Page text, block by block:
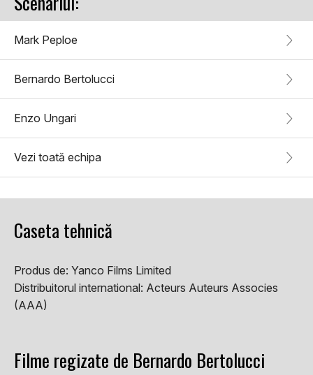
Mark Peploe
Bernardo Bertolucci
Enzo Ungari
Vezi toată echipa
Caseta tehnică
Produs de: Yanco Films Limited
Distribuitorul international: Acteurs Auteurs Associes
(AAA)
Filme regizate de Bernardo Bertolucci